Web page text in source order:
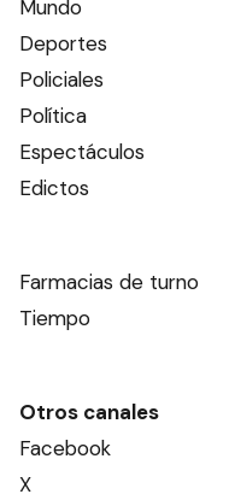
Mundo
Deportes
Policiales
Política
Espectáculos
Edictos
Farmacias de turno
Tiempo
Otros canales
Facebook
X